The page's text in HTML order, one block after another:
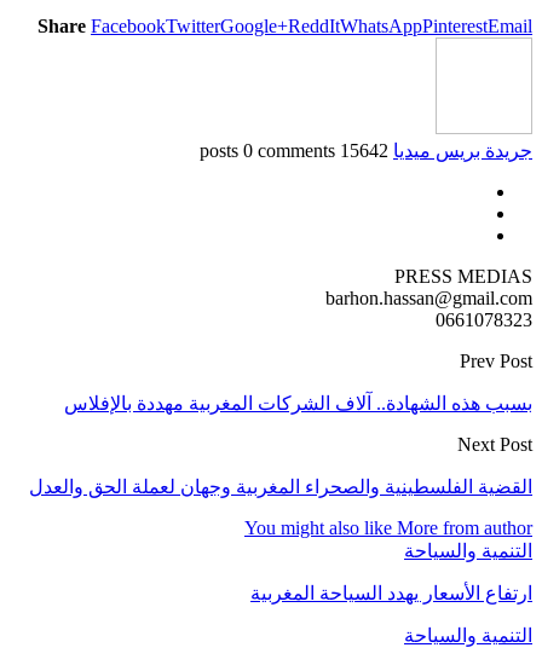
Share FacebookTwitterGoogle+ReddItWhatsAppPinterestEmail
جريدة بريس ميديا 15642 posts
0 comments
PRESS MEDIAS
barhon.hassan@gmail.com
0661078323
Prev Post
بسبب هذه الشهادة.. آلاف الشركات المغربية مهددة بالإفلاس
Next Post
القضية الفلسطينية والصحراء المغربية وجهان لعملة الحق والعدل
You might also like More from author
التنمية والسياحة
ارتفاع الأسعار يهدد السياحة المغربية
التنمية والسياحة